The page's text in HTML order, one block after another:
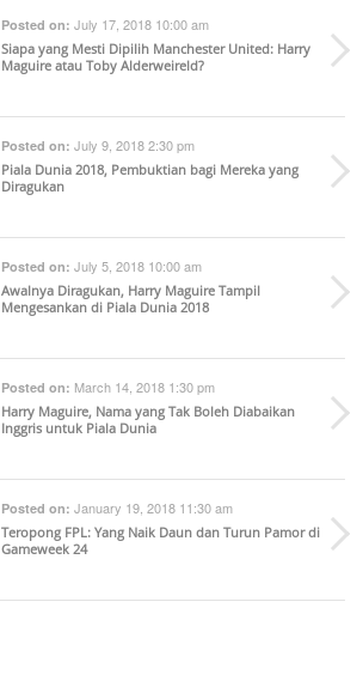
Posted on: July 17, 2018 10:00 am
Siapa yang Mesti Dipilih Manchester United: Harry
Maguire atau Toby Alderweireld?
Posted on: July 9, 2018 2:30 pm
Piala Dunia 2018, Pembuktian bagi Mereka yang
Diragukan
Posted on: July 5, 2018 10:00 am
Awalnya Diragukan, Harry Maguire Tampil
Mengesankan di Piala Dunia 2018
Posted on: March 14, 2018 1:30 pm
Harry Maguire, Nama yang Tak Boleh Diabaikan
Inggris untuk Piala Dunia
Posted on: January 19, 2018 11:30 am
Teropong FPL: Yang Naik Daun dan Turun Pamor di
Gameweek 24